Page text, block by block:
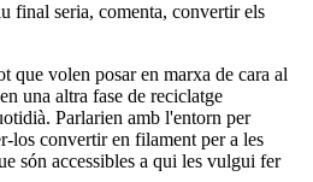
final seria, comenta, convertir els
que volen posar en marxa de cara al
una altra fase de reciclatge
Parlarien amb l'entorn per
los convertir en filament per a les
són accessibles a qui les vulgui fer